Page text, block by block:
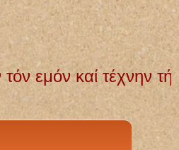
και αμόλυντη